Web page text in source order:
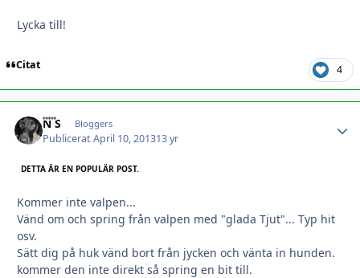
Lycka till!
Citat 4
N S Bloggers
PubliceratApril 10, 201313 yr
DETTA ÄR EN POPULÄR POST.
Kommer inte valpen...
Vänd om och spring från valpen med "glada Tjut"... Typ hit
osv.
Sätt dig på huk vänd bort från jycken och vänta in hunden.
kommer den inte direkt så spring en bit till.